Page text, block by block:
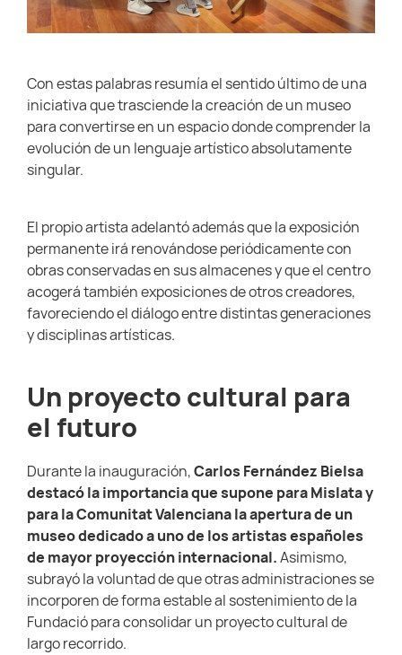
Con estas palabras resumía el sentido último de una
iniciativa que trasciende la creación de un museo
para convertirse en un espacio donde comprender la
evolución de un lenguaje artístico absolutamente
singular.
El propio artista adelantó además que la exposición
permanente irá renovándose periódicamente con
obras conservadas en sus almacenes y que el centro
acogerá también exposiciones de otros creadores,
favoreciendo el diálogo entre distintas generaciones
y disciplinas artísticas.
Un proyecto cultural para
el futuro
Durante la inauguración,Carlos Fernández Bielsa
destacó la importancia que supone para Mislata y
para la Comunitat Valenciana la apertura de un
museo dedicado a uno de los artistas españoles
de mayor proyección internacional.Asimismo,
subrayó la voluntad de que otras administraciones se
incorporen de forma estable al sostenimiento de la
Fundació para consolidar un proyecto cultural de
largo recorrido.